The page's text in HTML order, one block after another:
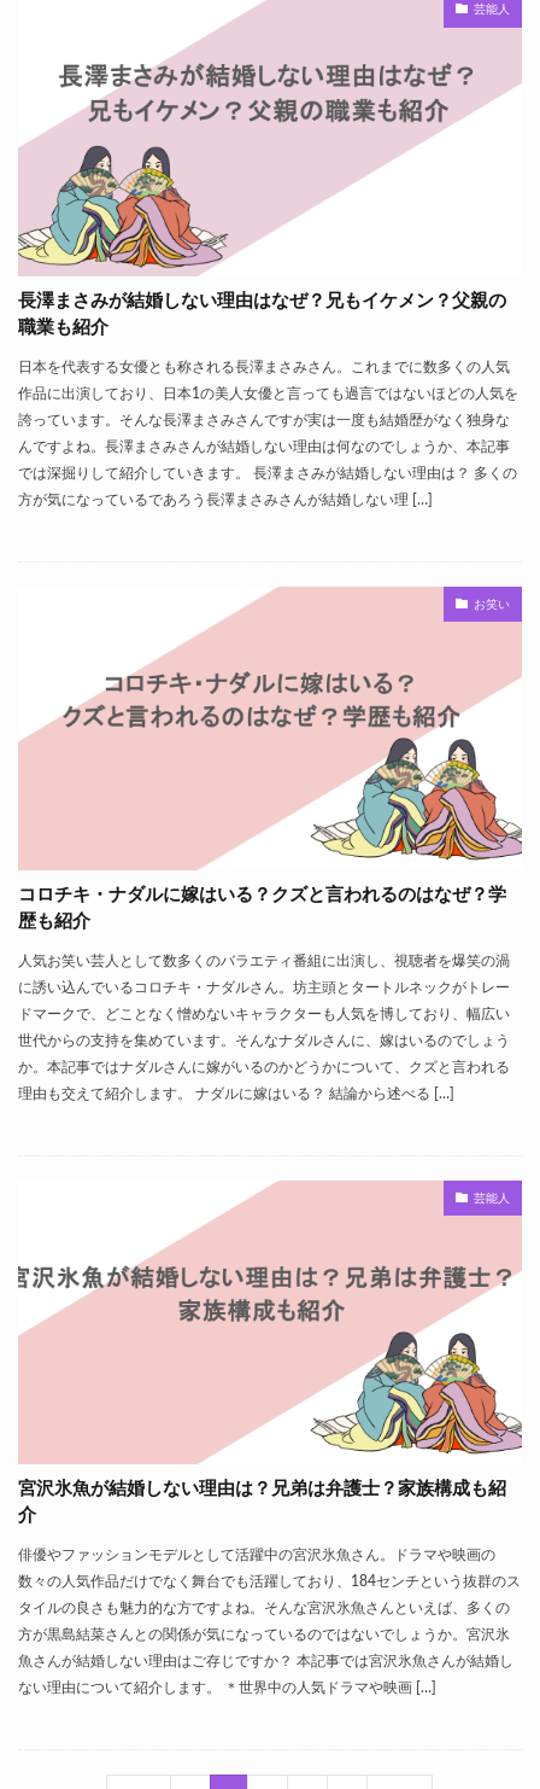
芸能人
長澤まさみが結婚しない理由はなぜ？兄もイケメン？父親の
職業も紹介
日本を代表する女優とも称される長澤まさみさん。これまでに数多くの人気
作品に出演しており、日本1の美人女優と言っても過言ではないほどの人気を
誇っています。そんな長澤まさみさんですが実は一度も結婚歴がなく独身な
んですよね。長澤まさみさんが結婚しない理由は何なのでしょうか、本記事
では深掘りして紹介していきます。 長澤まさみが結婚しない理由は？ 多くの
方が気になっているであろう長澤まさみさんが結婚しない理 […]
お笑い
コロチキ・ナダルに嫁はいる？クズと言われるのはなぜ？学
歴も紹介
人気お笑い芸人として数多くのバラエティ番組に出演し、視聴者を爆笑の渦
に誘い込んでいるコロチキ・ナダルさん。坊主頭とタートルネックがトレー
ドマークで、どことなく憎めないキャラクターも人気を博しており、幅広い
世代からの支持を集めています。そんなナダルさんに、嫁はいるのでしょう
か。本記事ではナダルさんに嫁がいるのかどうかについて、クズと言われる
理由も交えて紹介します。 ナダルに嫁はいる？ 結論から述べる […]
芸能人
宮沢氷魚が結婚しない理由は？兄弟は弁護士？家族構成も紹
介
俳優やファッションモデルとして活躍中の宮沢氷魚さん。ドラマや映画の
数々の人気作品だけでなく舞台でも活躍しており、184センチという抜群のス
タイルの良さも魅力的な方ですよね。そんな宮沢氷魚さんといえば、多くの
方が黒島結菜さんとの関係が気になっているのではないでしょうか。宮沢氷
魚さんが結婚しない理由はご存じですか？ 本記事では宮沢氷魚さんが結婚し
ない理由について紹介します。 ＊世界中の人気ドラマや映画 […]